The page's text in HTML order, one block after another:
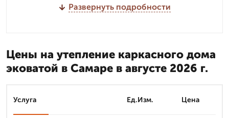
Развернуть подробности
Цены на утепление каркасного дома
эковатой в Самаре в августе 2026 г.
Услуга Ед.Изм. Цена